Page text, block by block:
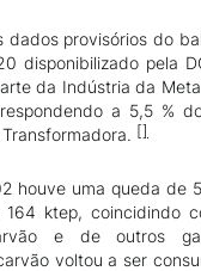
dados provisórios do
disponibilizado pela
da Indústria da
a 5,5 %
houve uma queda de
164 ktep, coincidindo
e de outros
voltou a ser